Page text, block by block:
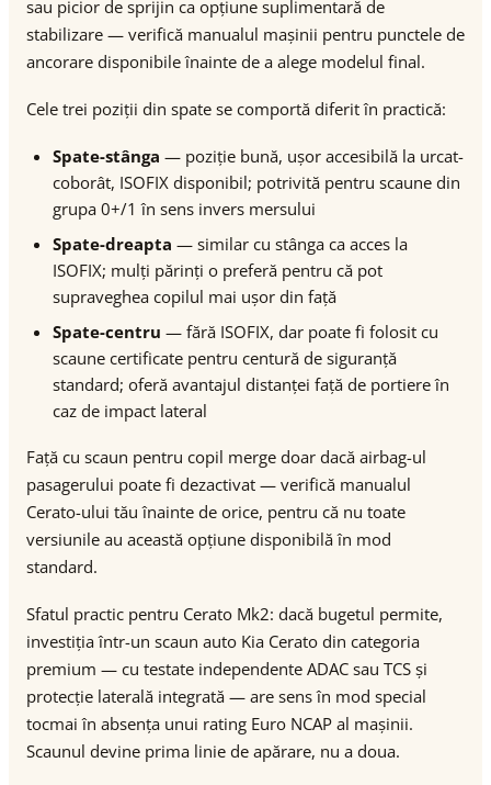
sau picior de sprijin ca opțiune suplimentară de
stabilizare — verifică manualul mașinii pentru punctele de
ancorare disponibile înainte de a alege modelul final.
Cele trei poziții din spate se comportă diferit în practică:
Spate-stânga — poziție bună, ușor accesibilă la urcat-
coborât, ISOFIX disponibil; potrivită pentru scaune din
grupa 0+/1 în sens invers mersului
Spate-dreapta — similar cu stânga ca acces la
ISOFIX; mulți părinți o preferă pentru că pot
supraveghea copilul mai ușor din față
Spate-centru — fără ISOFIX, dar poate fi folosit cu
scaune certificate pentru centură de siguranță
standard; oferă avantajul distanței față de portiere în
caz de impact lateral
Față cu scaun pentru copil merge doar dacă airbag-ul
pasagerului poate fi dezactivat — verifică manualul
Cerato-ului tău înainte de orice, pentru că nu toate
versiunile au această opțiune disponibilă în mod
standard.
Sfatul practic pentru Cerato Mk2: dacă bugetul permite,
investiția într-un scaun auto Kia Cerato din categoria
premium — cu testate independente ADAC sau TCS și
protecție laterală integrată — are sens în mod special
tocmai în absența unui rating Euro NCAP al mașinii.
Scaunul devine prima linie de apărare, nu a doua.